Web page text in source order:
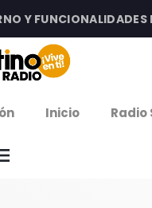
FUNCIONALIDADES
Inicio Radio